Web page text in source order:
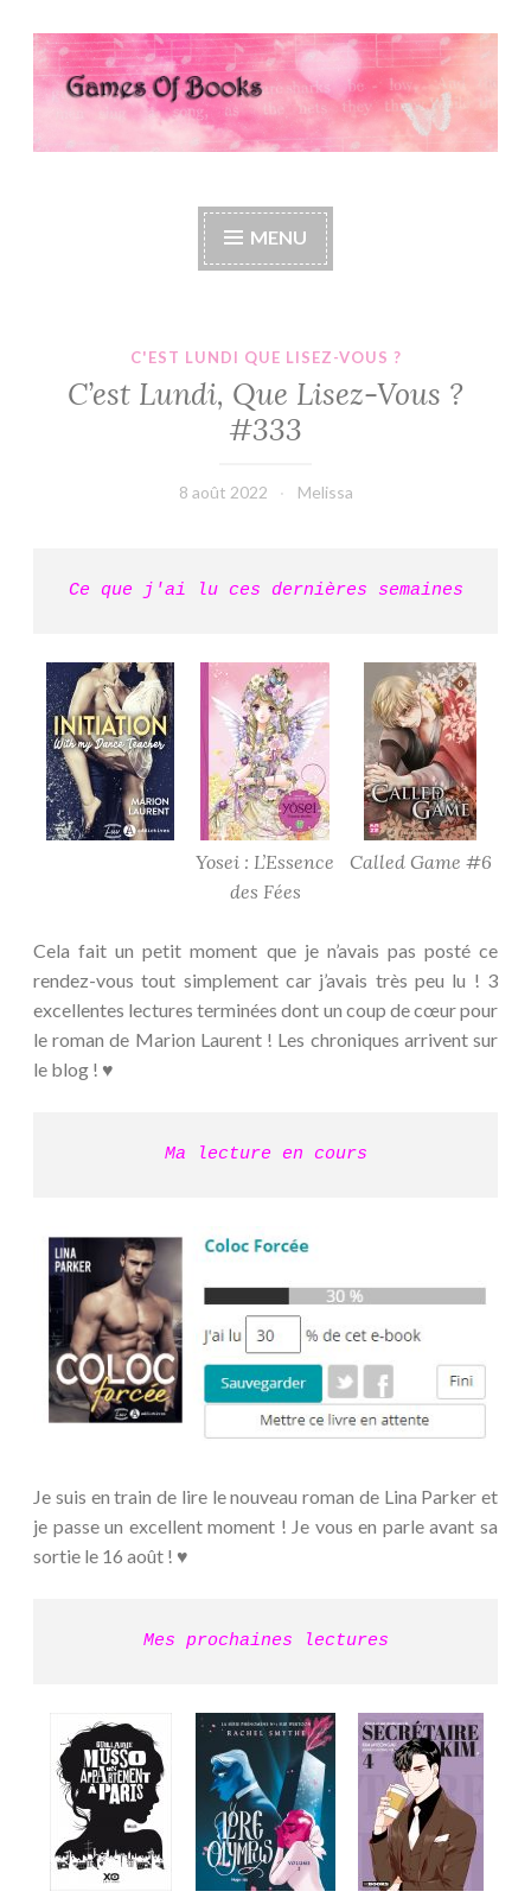
Accéder
au
contenu
Games Of Books
MENU
C'EST LUNDI QUE LISEZ-VOUS ?
C’est Lundi, Que Lisez-Vous ?
#333
8 août 2022 Melissa
Ce que j'ai lu ces dernières semaines
Yosei : L’Essence
des Fées
Called Game #6
Cela fait un petit moment que je n’avais pas posté ce
rendez-vous tout simplement car j’avais très peu lu ! 3
excellentes lectures terminées dont un coup de cœur pour
le roman de Marion Laurent ! Les chroniques arrivent sur
le blog ! ♥
Ma lecture en cours
Je suis en train de lire le nouveau roman de Lina Parker et
je passe un excellent moment ! Je vous en parle avant sa
sortie le 16 août ! ♥
Mes prochaines lectures